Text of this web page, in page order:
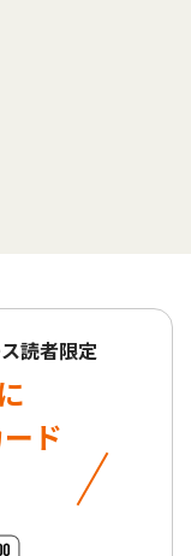
読者限定
ド